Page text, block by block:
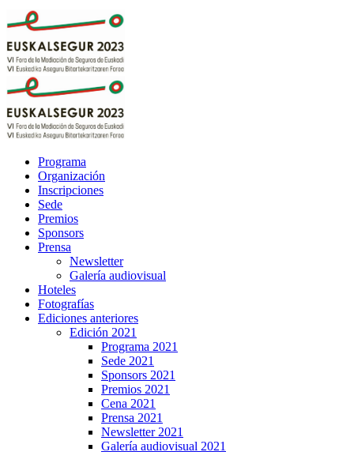
Programa
Organización
Inscripciones
Sede
Premios
Sponsors
Prensa
Newsletter
Galería audiovisual
Hoteles
Fotografías
Ediciones anteriores
Edición 2021
Programa 2021
Sede 2021
Sponsors 2021
Premios 2021
Cena 2021
Prensa 2021
Newsletter 2021
Galería audiovisual 2021